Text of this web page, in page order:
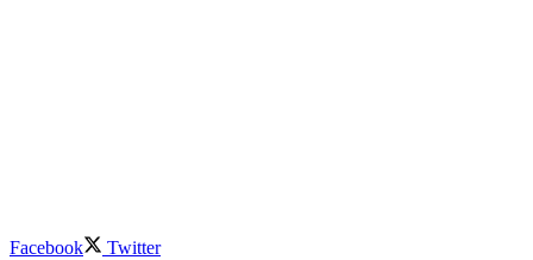
Facebook
Twitter